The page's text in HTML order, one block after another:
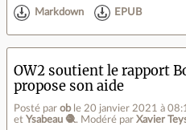
Markdown EPUB
OW2 soutient le rapport
propose son aide
Posté par ob le 20 janvier 2021 à
et Ysabeau 🧶. Modéré par Xavier